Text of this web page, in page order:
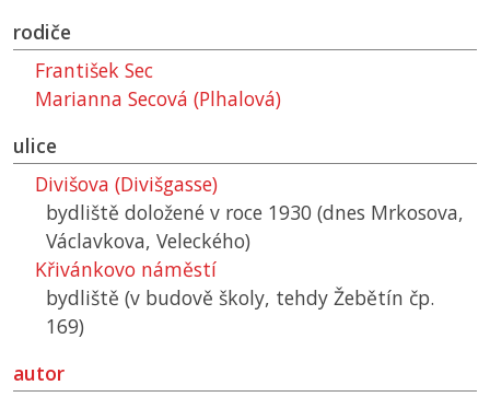
rodiče
František Sec
Marianna Secová (Plhalová)
ulice
Divišova (Divišgasse)
bydliště doložené v roce 1930 (dnes Mrkosova,
Václavkova, Veleckého)
Křivánkovo náměstí
bydliště (v budově školy, tehdy Žebětín čp.
169)
autor